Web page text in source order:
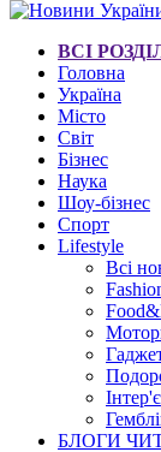
ВСІ
Головна
Україна
Місто
Світ
Бізнес
Наука
Шоу-бізнес
Спорт
Lifestyle
Всі
БЛОГИ